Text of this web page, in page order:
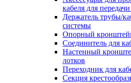
кабеля для
Держатель трубы/
системы
Опорный
Соединитель для
Настенный
лотков
Переходник для
Секция